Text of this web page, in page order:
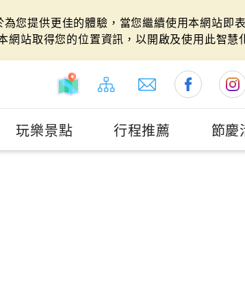
您提供更佳的體驗，當您繼續使用本網站即
站取得您的位置資訊，以開啟及使用此智慧
玩樂景點 行程推薦 節慶